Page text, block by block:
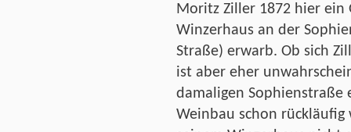
Moritz Ziller 1872 hier
Winzerhaus an der
Straße) erwarb. Ob sich
ist aber eher
damaligen Sophienstraße
Weinbau schon